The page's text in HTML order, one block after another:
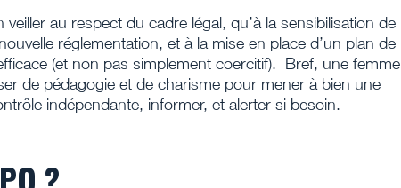
au respect du cadre légal, qu’à la sensibilisation de
réglementation, et à la mise en place d’un plan de
(et non pas simplement coercitif). Bref, une femme
de pédagogie et de charisme pour mener à bien une
indépendante, informer, et alerter si besoin.